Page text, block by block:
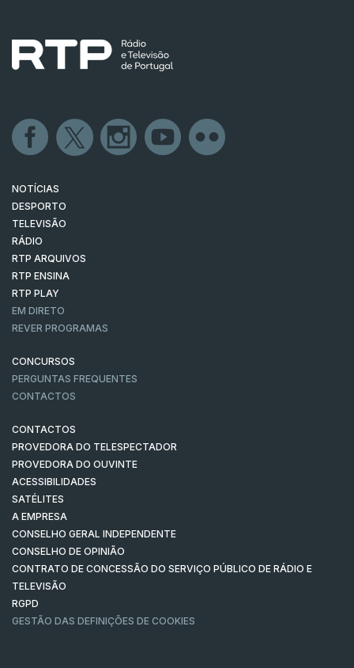
NOTÍCIAS
DESPORTO
TELEVISÃO
RÁDIO
RTP ARQUIVOS
RTP ENSINA
RTP PLAY
EM DIRETO
REVER PROGRAMAS
CONCURSOS
PERGUNTAS FREQUENTES
CONTACTOS
CONTACTOS
PROVEDORA DO TELESPECTADOR
PROVEDORA DO OUVINTE
ACESSIBILIDADES
SATÉLITES
A EMPRESA
CONSELHO GERAL INDEPENDENTE
CONSELHO DE OPINIÃO
CONTRATO DE CONCESSÃO DO SERVIÇO PÚBLICO DE RÁDIO E
TELEVISÃO
RGPD
GESTÃO DAS DEFINIÇÕES DE COOKIES